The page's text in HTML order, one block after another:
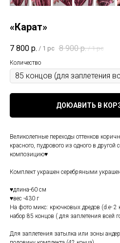
«Карат»
7 800 р. / 1 pc 8 900 р. / 1 pc
Количество
ДОЮАВИТЬ В
Великолепные переходы оттенков
красного, пудрового из одного в
композицию♥️
Комплект украшен серебряными
♥️длина-60 см
♥️вес -430 г
На фото микс: крючковых дредов (d.e- 2
набор 85 концов ( для заплетения всей
Для заплетения затылка или зоны